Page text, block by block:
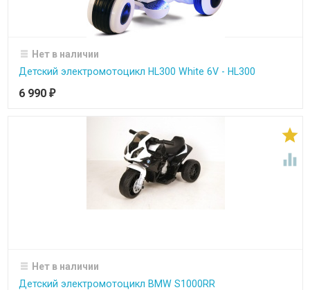
Нет в наличии
Детский электромотоцикл HL300 White 6V - HL300
6 990 ₽


Нет в наличии
Детский электромотоцикл BMW S1000RR